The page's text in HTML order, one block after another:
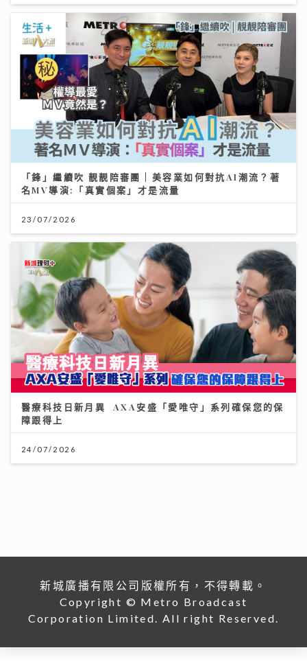
「鋒」繼續吹 靚靚陪審團 | 美容業如何對抗AI潮流？著
名MV導演:「真實個案」才是流量
23/07/2026
醫療科技日新月異 AXA安盛「愛唯守」系列確保您的保
障跟得上
24/07/2026
新城廣播有限公司版權所有，不得轉載。
Copyright © Metro Broadcast
Corporation Limited. All right Reserved.